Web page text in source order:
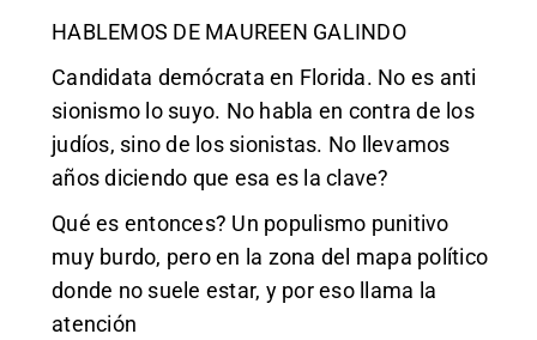
HABLEMOS DE MAUREEN GALINDO
Candidata demócrata en Florida. No es anti
sionismo lo suyo. No habla en contra de los
judíos, sino de los sionistas. No llevamos
años diciendo que esa es la clave?
Qué es entonces? Un populismo punitivo
muy burdo, pero en la zona del mapa político
donde no suele estar, y por eso llama la
atención